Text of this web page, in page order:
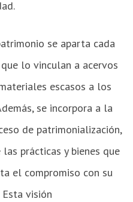
se aparta cada
lo vinculan a acervos
escasos a los
se incorpora a la
de patrimonialización,
prácticas y bienes que
el compromiso con su
visión